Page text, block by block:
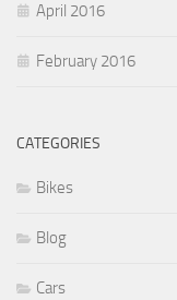
April 2016
February 2016
CATEGORIES
Bikes
Blog
Cars